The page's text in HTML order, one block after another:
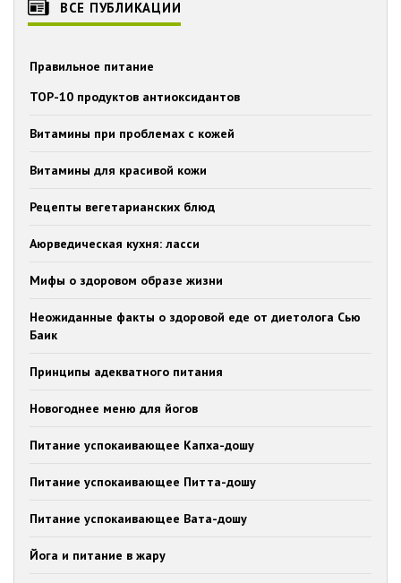
ВСЕ ПУБЛИКАЦИИ
Правильное питание
TOP-10 продуктов антиоксидантов
Витамины при проблемах с кожей
Витамины для красивой кожи
Рецепты вегетарианских блюд
Аюрведическая кухня: ласси
Мифы о здоровом образе жизни
Неожиданные факты о здоровой еде от диетолога Сью
Баик
Принципы адекватного питания
Новогоднее меню для йогов
Питание успокаивающее Капха-дошу
Питание успокаивающее Питта-дошу
Питание успокаивающее Вата-дошу
Йога и питание в жару